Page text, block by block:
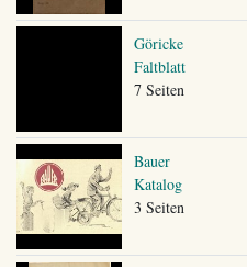
Göricke
Faltblatt
7 Seiten
Bauer
Katalog
3 Seiten